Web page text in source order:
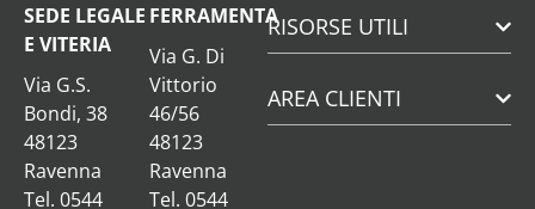
SEDE LEGALE
E VITERIA
Via G.S.
Bondi, 38
48123
Ravenna
Tel. 0544
FERRAMENTA
Via G. Di
Vittorio
46/56
48123
Ravenna
Tel. 0544
RISORSE UTILI
AREA CLIENTI